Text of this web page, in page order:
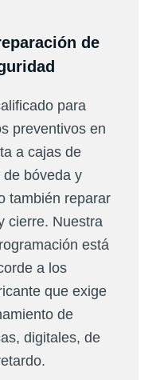
de
para
preventivos en
a cajas de
bóveda y
también reparar
cierre. Nuestra
está
a los
que exige
de
digitales, de